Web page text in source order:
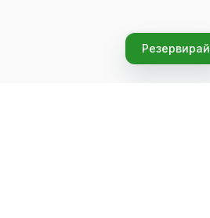
Резервирай